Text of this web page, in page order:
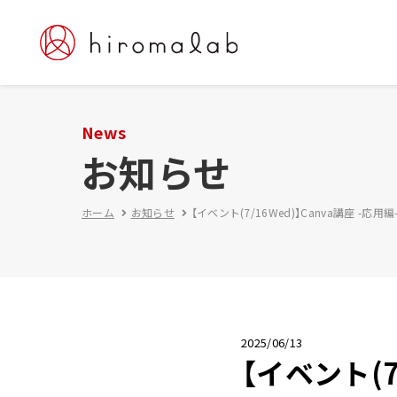
News
お知らせ
ホーム お知らせ 【イベント(7/16Wed)】Canva講座 -応用
2025/06/13
【イベン